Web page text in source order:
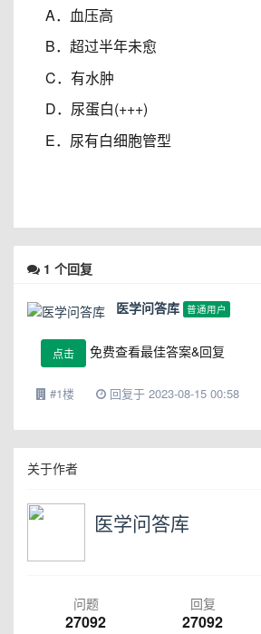
A．血压高
B．超过半年未愈
C．有水肿
D．尿蛋白(+++)
E．尿有白细胞管型
1 个回复
医学问答库 普通用户
点击 免费查看最佳答案&回复
#1楼 回复于 2023-08-15 00:58
关于作者
医学问答库
问题
27092
回复
27092